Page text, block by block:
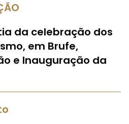
da celebração dos
em Brufe,
e Inauguração da